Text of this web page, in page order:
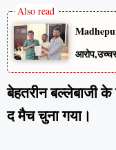
बेहतरीन बल्लेबाजी
द मैच चुना गया।